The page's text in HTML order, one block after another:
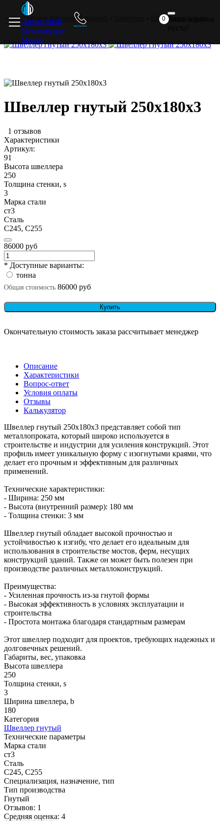
Аренастрой
Металлопрокат
Москва
0 Ваша корзина
Сортовой и фасонный прокат Швеллер гнутый
Швеллер гнутый 250х180х3
1 отзывов
Характеристики
Артикул:
91
Высота швеллера
250
Толщина стенки, s
3
Марка стали
ст3
Сталь
С245, С255
86000 руб
* Доступные варианты:
тонна
Общая стоимость 86000 руб
Купить
Окончательную стоимость заказа рассчитывает менеджер
Описание
Характеристики
Вопрос-ответ
Условия оплаты
Отзывы
Калькулятор
Швеллер гнутый 250х180х3 представляет собой тип
металлопроката, который широко используется в
строительстве и индустрии для усиления конструкций. Этот
профиль имеет уникальную форму с изогнутыми краями, что
делает его прочным и эффективным для различных
применений.
Технические характеристики:
- Ширина: 250 мм
- Высота (внутренний размер): 180 мм
- Толщина стенки: 3 мм
Швеллер гнутый обладает высокой прочностью и
устойчивостью к изгибу, что делает его идеальным для
использования в строительстве мостов, ферм, несущих
конструкций зданий. Также он может быть полезен при
производстве различных металлоконструкций.
Преимущества:
- Усиленная прочность из-за гнутой формы
- Высокая эффективность в условиях эксплуатации и
строительства
- Простота монтажа благодаря стандартным размерам
Этот швеллер подходит для проектов, требующих надежных и
долговечных решений.
Габариты, вес, упаковка
Высота швеллера
250
Толщина стенки, s
3
Ширина швеллера, b
180
Категория
Швеллер гнутый
Технические параметры
Марка стали
ст3
Сталь
С245, С255
Специализация, назначение, тип
Тип производства
Гнутый
Отзывов: 1
Средняя оценка: 4